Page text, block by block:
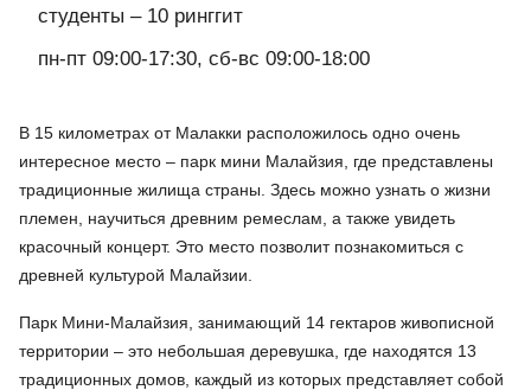
студенты – 10 ринггит
пн-пт 09:00-17:30, сб-вс 09:00-18:00
В 15 километрах от Малакки расположилось одно очень
интересное место – парк мини Малайзия, где представлены
традиционные жилища страны. Здесь можно узнать о жизни
племен, научиться древним ремеслам, а также увидеть
красочный концерт. Это место позволит познакомиться с
древней культурой Малайзии.
Парк Мини-Малайзия, занимающий 14 гектаров живописной
территории – это небольшая деревушка, где находятся 13
традиционных домов, каждый из которых представляет собой